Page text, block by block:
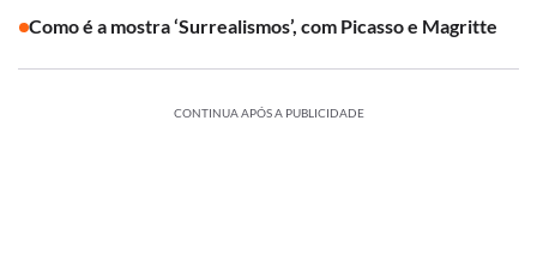
Como é a mostra ‘Surrealismos’, com Picasso e Magritte
CONTINUA APÓS A PUBLICIDADE